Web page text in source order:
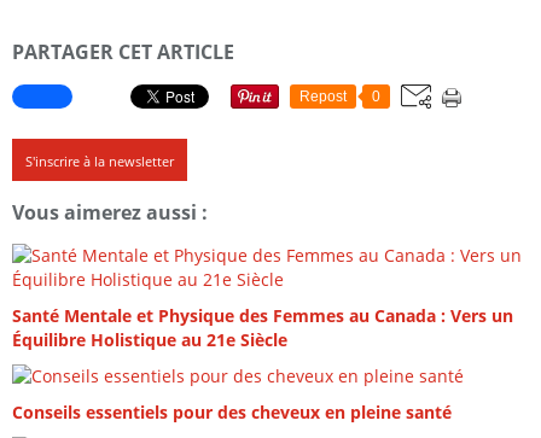
PARTAGER CET ARTICLE
Repost 0
S'inscrire à la newsletter
Vous aimerez aussi :
Santé Mentale et Physique des Femmes au Canada : Vers un
Équilibre Holistique au 21e Siècle
Conseils essentiels pour des cheveux en pleine santé